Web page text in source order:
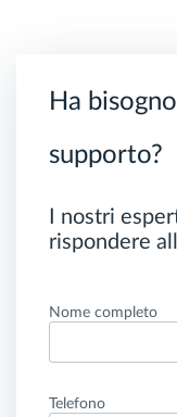
Ha
supporto?
I nostri
rispondere
Nome completo
Telefono